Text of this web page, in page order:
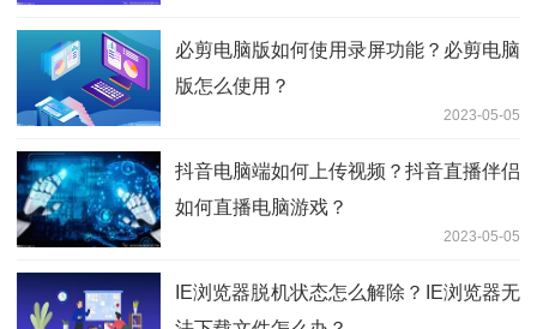
必剪电脑版如何使用录屏功能？必剪电脑
版怎么使用？
2023-05-05
抖音电脑端如何上传视频？抖音直播伴侣
如何直播电脑游戏？
2023-05-05
IE浏览器脱机状态怎么解除？IE浏览器无